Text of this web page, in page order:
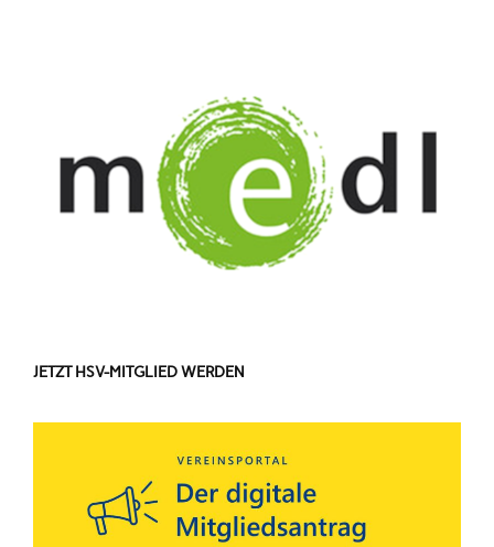
JETZT HSV-MITGLIED WERDEN